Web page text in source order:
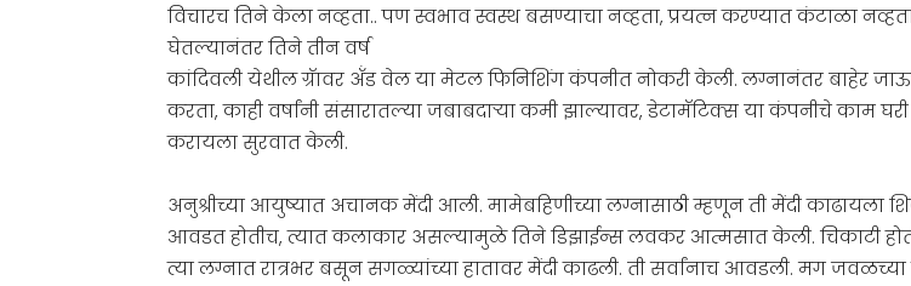
विचारच तिने केला नव्हता.. पण स्वभाव स्वस्थ बसण्याचा नव्हता, प्रयत्न करण्यात कंटाळा
घेतल्यानंतर तिने तीन वर्ष
कांदिवली येथील ग्रॅावर ॲंड वेल या मेटल फिनिशिंग कंपनीत नोकरी केली. लग्नानंतर बाहेर
करता, काही वर्षांनी संसारातल्या जबाबदाऱ्या कमी झाल्यावर, डेटामॅटिक्स या कंपनीचे काम
करायला सुरवात केली.
अनुश्रीच्या आयुष्यात अचानक मेंदी आली. मामेबहिणीच्या लग्नासाठी म्हणून ती मेंदी काढायला
आवडत होतीच, त्यात कलाकार असल्यामुळे तिने डिझाईन्स लवकर आत्मसात केली. चिकाटी
त्या लग्नात रात्रभर बसून सगळ्यांच्या हातावर मेंदी काढली. ती सर्वांनाच आवडली. मग जवळच्या